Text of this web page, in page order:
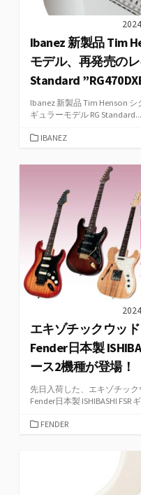
Ibanez 新製品 Tim
モデル、再発売の
Standard
Ibanez 新製品 Tim Henson
ギュラーモデル RG Standard...
カ
ゴ
IBANEZ
エキゾチックウッ
Fender日本製
ース2機種が登場！
先日入荷した、エキゾチッ
Fender日本製 ISHIBASHI FSR
カFENDER